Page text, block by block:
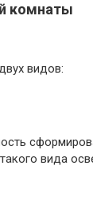
комнаты
видов:
вида